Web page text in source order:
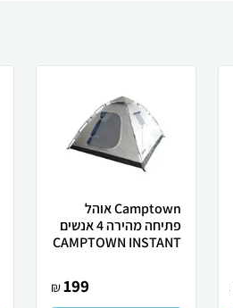
Camptown אוהל
פתיחה מהירה 4 אנשים
CAMPTOWN INSTANT
199
₪